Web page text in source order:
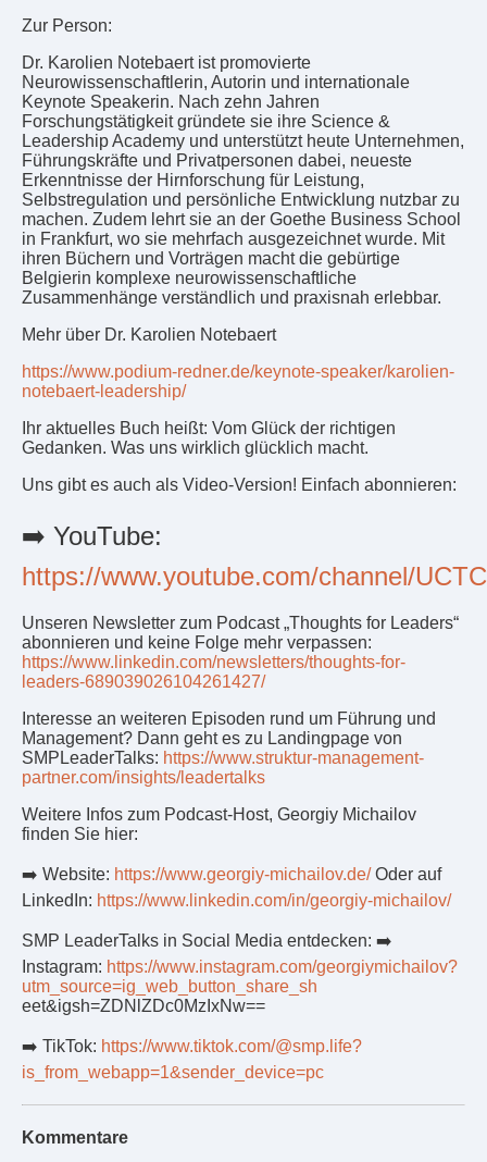
Zur Person:
Dr. Karolien Notebaert ist promovierte
Neurowissenschaftlerin, Autorin und internationale
Keynote Speakerin. Nach zehn Jahren
Forschungstätigkeit gründete sie ihre Science &
Leadership Academy und unterstützt heute Unternehmen,
Führungskräfte und Privatpersonen dabei, neueste
Erkenntnisse der Hirnforschung für Leistung,
Selbstregulation und persönliche Entwicklung nutzbar zu
machen. Zudem lehrt sie an der Goethe Business School
in Frankfurt, wo sie mehrfach ausgezeichnet wurde. Mit
ihren Büchern und Vorträgen macht die gebürtige
Belgierin komplexe neurowissenschaftliche
Zusammenhänge verständlich und praxisnah erlebbar.
Mehr über Dr. Karolien Notebaert
https://www.podium-redner.de/keynote-speaker/karolien-
notebaert-leadership/
Ihr aktuelles Buch heißt: Vom Glück der richtigen
Gedanken. Was uns wirklich glücklich macht.
Uns gibt es auch als Video-Version! Einfach abonnieren:
➡️ YouTube:
https://www.youtube.com/channel/
Unseren Newsletter zum Podcast „Thoughts for Leaders“
abonnieren und keine Folge mehr verpassen:
https://www.linkedin.com/newsletters/thoughts-for-
leaders-689039026104261427/
Interesse an weiteren Episoden rund um Führung und
Management? Dann geht es zu Landingpage von
SMPLeaderTalks: https://www.struktur-management-
partner.com/insights/leadertalks
Weitere Infos zum Podcast-Host, Georgiy Michailov
finden Sie hier:
➡️ Website: https://www.georgiy-michailov.de/Oder auf
LinkedIn: https://www.linkedin.com/in/georgiy-michailov/
SMP LeaderTalks in Social Media entdecken: ➡️
Instagram: https://www.instagram.com/georgiymichailov?
utm_source=ig_web_button_share_sh
eet&igsh=ZDNlZDc0MzIxNw==
➡️ TikTok: https://www.tiktok.com/@smp.life?
is_from_webapp=1&sender_device=pc
Kommentare